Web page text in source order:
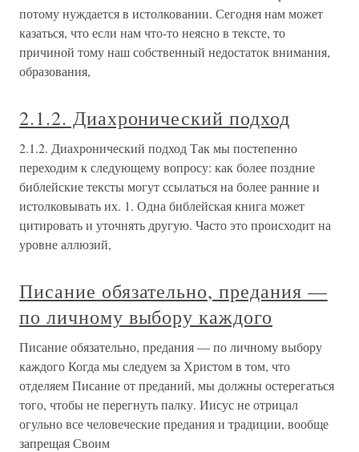
потому нуждается в истолковании. Сегодня нам может
казаться, что если нам что-то неясно в тексте, то
причиной тому наш собственный недостаток внимания,
образования,
2.1.2. Диахронический подход
2.1.2. Диахронический подход Так мы постепенно
переходим к следующему вопросу: как более поздние
библейские тексты могут ссылаться на более ранние и
истолковывать их. 1. Одна библейская книга может
цитировать и уточнять другую. Часто это происходит на
уровне аллюзий,
Писание обязательно, предания —
по личному выбору каждого
Писание обязательно, предания — по личному выбору
каждого Когда мы следуем за Христом в том, что
отделяем Писание от преданий, мы должны остерегаться
того, чтобы не перегнуть палку. Иисус не отрицал
огульно все человеческие предания и традиции, вообще
запрещая Своим